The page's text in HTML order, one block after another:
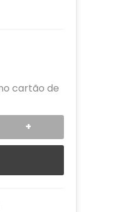
cartão de
+